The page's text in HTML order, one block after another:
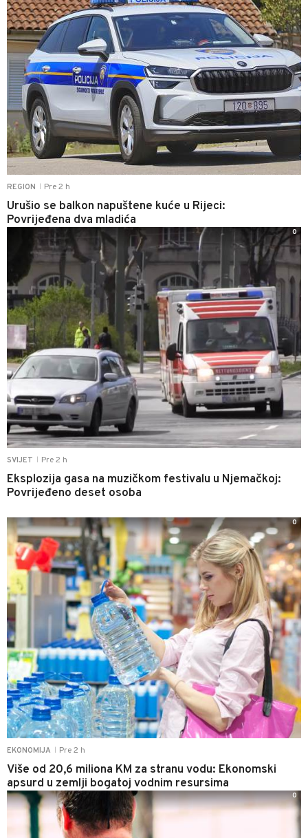
REGION Pre 2 h
Urušio se balkon napuštene kuće u Rijeci:
Povrijeđena dva mladića
SVIJET Pre 2 h
Eksplozija gasa na muzičkom festivalu u Njemačkoj:
Povrijeđeno deset osoba
0
EKONOMIJA Pre 2 h
Više od 20,6 miliona KM za stranu vodu: Ekonomski
apsurd u zemlji bogatoj vodnim resursima
0
0